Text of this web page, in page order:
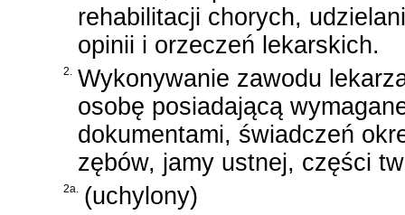
rehabilitacji chorych,
opinii i orzeczeń lekarskich.
2. Wykonywanie zawodu
osobę posiadającą
dokumentami, świadczeń
zębów, jamy ustnej, części
2a. (uchylony)